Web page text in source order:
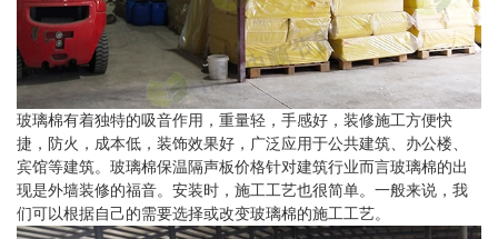
玻璃棉有着独特的吸音作用，重量轻，手感好，装修施工方便快
捷，防火，成本低，装饰效果好，广泛应用于公共建筑、办公楼、
宾馆等建筑。玻璃棉保温隔声板价格针对建筑行业而言玻璃棉的出
现是外墙装修的福音。安装时，施工工艺也很简单。一般来说，我
们可以根据自己的需要选择或改变玻璃棉的施工工艺。